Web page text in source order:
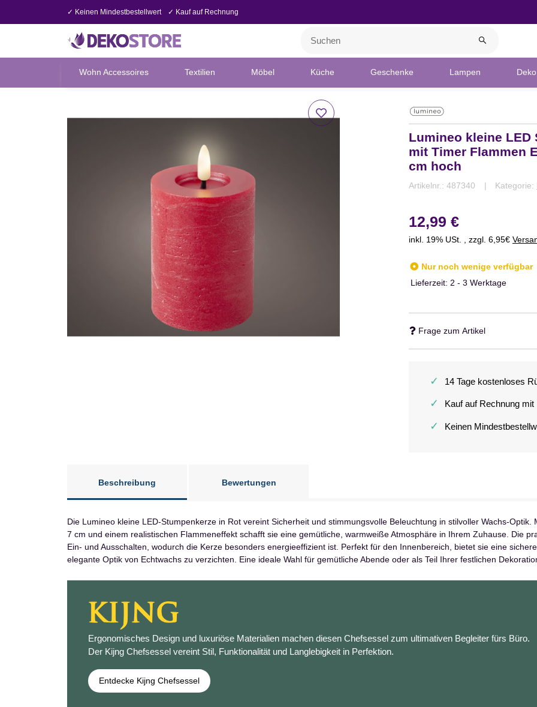
✓ Keinen Mindestbestellwert ✓ Kauf auf Rechnung
Wohn Accessoires Textilien Möbel Küche Geschenke Lampen
Lumineo kleine LED
mit Timer Flammen
cm hoch
Artikelnr.: 487340 Kategorie:
12,99 €
inkl. 19% USt. , zzgl. 6,95€
Nur noch wenige verfügbar
Lieferzeit: 2 - 3 Werktage
Frage zum Artikel
✓ 14 Tage kostenloses
✓ Kauf auf Rechnung mit
✓ Keinen
Beschreibung Bewertungen
Die Lumineo kleine LED-Stumpenkerze in Rot vereint Sicherheit und stimmungsvolle Beleuchtung in stilvoller Wachs-
7 cm und einem realistischen Flammeneffekt schafft sie eine gemütliche, warmweiße Atmosphäre in Ihrem Zuhause. Die
Ein- und Ausschalten, wodurch die Kerze besonders energieeffizient ist. Perfekt für den Innenbereich, bietet sie eine
elegante Optik von Echtwachs zu verzichten. Eine ideale Wahl für gemütliche Abende oder als Teil Ihrer festlichen
Ergonomisches Design und luxuriöse Materialien machen diesen Chefsessel zum ultimativen Begleiter fürs Büro.
Der Kijng Chefsessel vereint Stil, Funktionalität und Langlebigkeit in Perfektion.
Entdecke Kijng Chefsessel